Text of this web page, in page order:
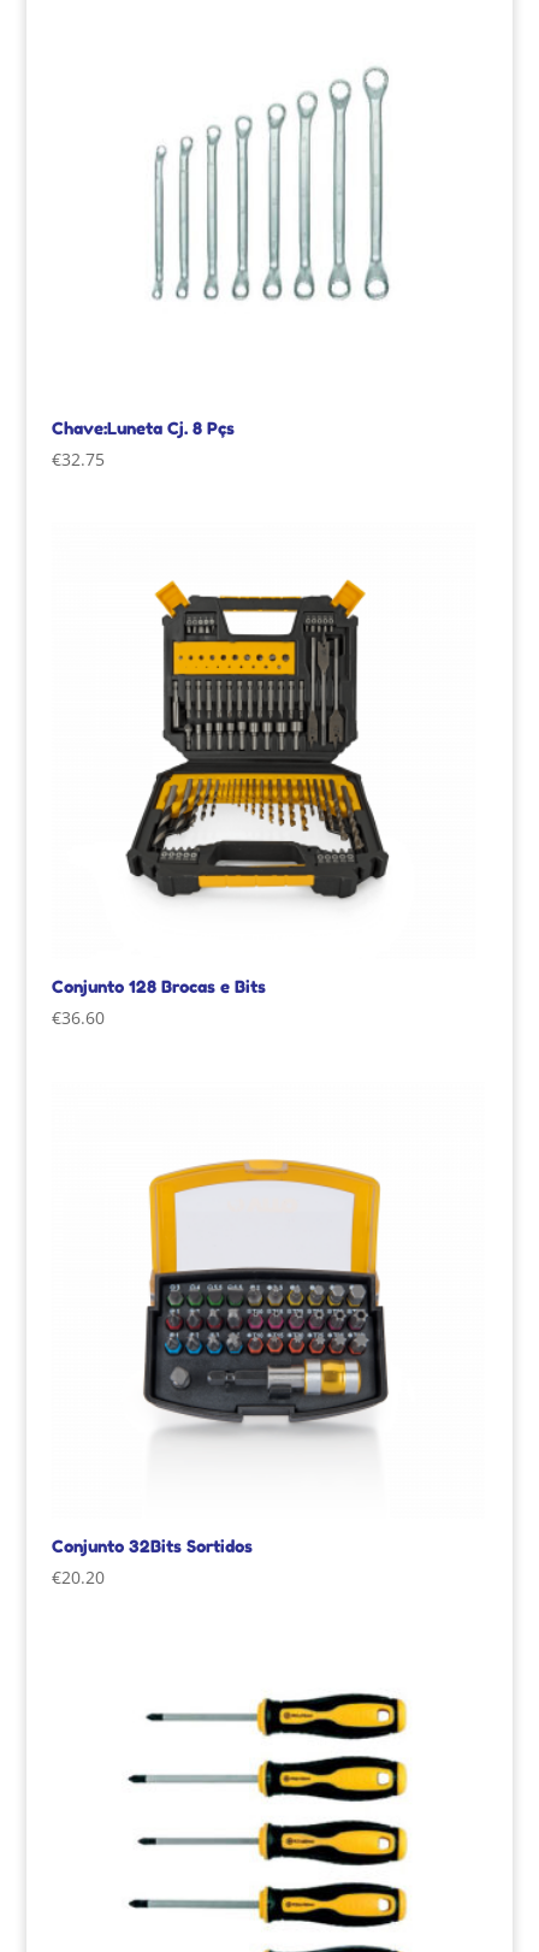
Chave:Luneta Cj. 8 Pçs
€32.75
Conjunto 128 Brocas e Bits
€36.60
Conjunto 32Bits Sortidos
€20.20